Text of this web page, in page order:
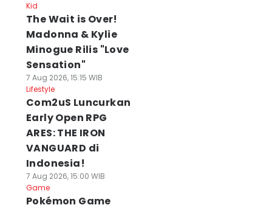
Kid
The Wait is Over!
Madonna & Kylie
Minogue Rilis "Love
Sensation"
7 Aug 2026, 15:15 WIB
Lifestyle
Com2uS Luncurkan
Early Open RPG
ARES: THE IRON
VANGUARD di
Indonesia!
7 Aug 2026, 15:00 WIB
Game
Pokémon Game